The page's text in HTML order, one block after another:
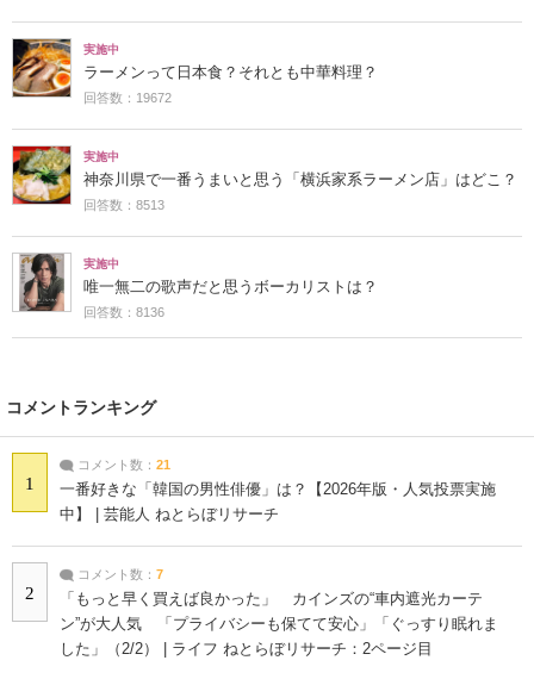
実施中
ラーメンって日本食？それとも中華料理？
回答数：19672
実施中
神奈川県で一番うまいと思う「横浜家系ラーメン店」はどこ？
回答数：8513
実施中
唯一無二の歌声だと思うボーカリストは？
回答数：8136
コメントランキング
1
コメント数： 21
一番好きな「韓国の男性俳優」は？【2026年版・人気投票実施
中】 | 芸能人 ねとらぼリサーチ
2
コメント数： 7
「もっと早く買えば良かった」 カインズの“車内遮光カーテ
ン”が大人気 「プライバシーも保てて安心」「ぐっすり眠れま
した」（2/2） | ライフ ねとらぼリサーチ：2ページ目